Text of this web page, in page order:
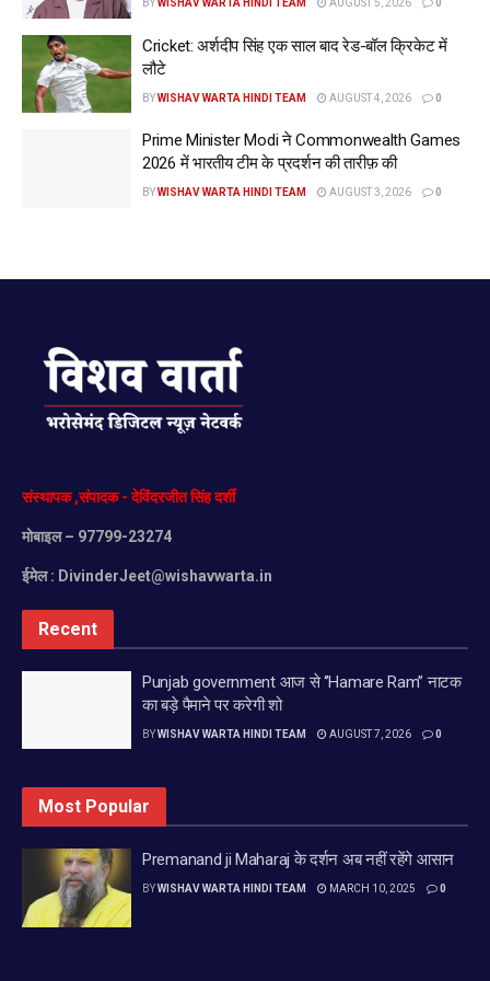
BYWISHAV WARTA HINDI TEAM AUGUST 5, 2026 0
Cricket: अर्शदीप सिंह एक साल बाद रेड-बॉल क्रिकेट में
लौटे
BYWISHAV WARTA HINDI TEAM AUGUST 4, 2026 0
Prime Minister Modi ने Commonwealth Games
2026 में भारतीय टीम के प्रदर्शन की तारीफ़ की
BYWISHAV WARTA HINDI TEAM AUGUST 3, 2026 0
संस्थापक,संपादक-देविंदरजीतसिंहदर्शी
मोबाइल– 97799-23274
ईमेल : DivinderJeet@wishavwarta.in
Recent
Punjab government आज से ‘’Hamare Ram’’ नाटक
का बड़े पैमाने पर करेगी शो
BYWISHAV WARTA HINDI TEAM AUGUST 7, 2026 0
Most Popular
Premanand ji Maharaj के दर्शन अब नहीं रहेंगे आसान
BYWISHAV WARTA HINDI TEAM MARCH 10, 2025 0